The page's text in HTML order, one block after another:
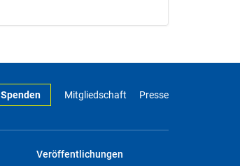
Spenden Mitgliedschaft Presse
Veröffentlichungen